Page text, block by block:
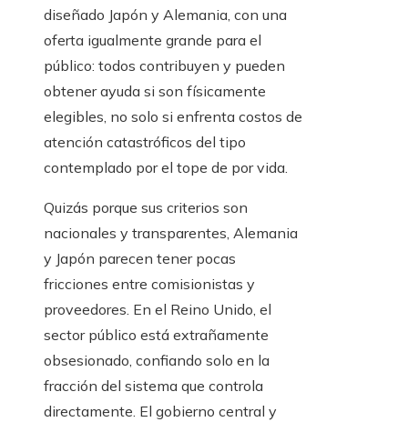
diseñado Japón y Alemania, con una
oferta igualmente grande para el
público: todos contribuyen y pueden
obtener ayuda si son físicamente
elegibles, no solo si enfrenta costos de
atención catastróficos del tipo
contemplado por el tope de por vida.
Quizás porque sus criterios son
nacionales y transparentes, Alemania
y Japón parecen tener pocas
fricciones entre comisionistas y
proveedores. En el Reino Unido, el
sector público está extrañamente
obsesionado, confiando solo en la
fracción del sistema que controla
directamente. El gobierno central y